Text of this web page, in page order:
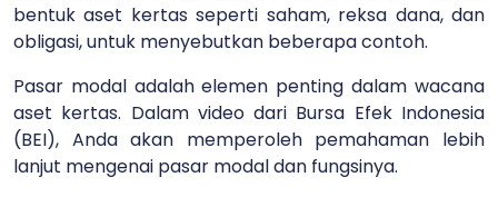
bentuk aset kertas seperti saham, reksa dana, dan
obligasi, untuk menyebutkan beberapa contoh.
Pasar modal adalah elemen penting dalam wacana
aset kertas. Dalam video dari Bursa Efek Indonesia
(BEI), Anda akan memperoleh pemahaman lebih
lanjut mengenai pasar modal dan fungsinya.